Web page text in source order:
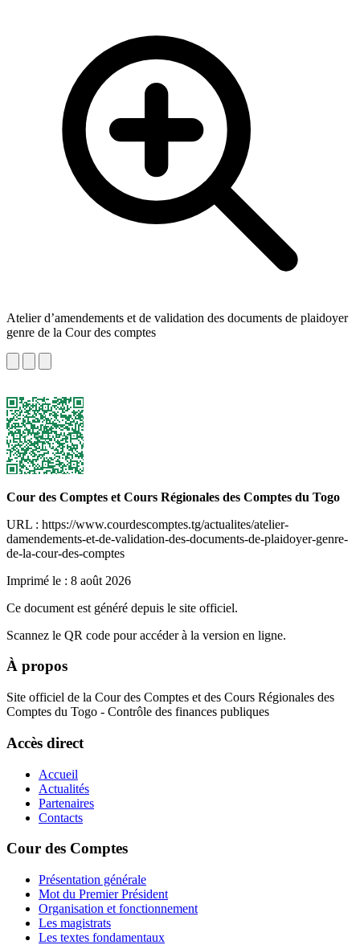
Atelier d’amendements et de validation des documents de plaidoyer
genre de la Cour des comptes
Cour des Comptes et Cours Régionales des Comptes du Togo
URL : https://www.courdescomptes.tg/actualites/atelier-
damendements-et-de-validation-des-documents-de-plaidoyer-genre-
de-la-cour-des-comptes
Imprimé le : 8 août 2026
Ce document est généré depuis le site officiel.
Scannez le QR code pour accéder à la version en ligne.
À propos
Site officiel de la Cour des Comptes et des Cours Régionales des
Comptes du Togo - Contrôle des finances publiques
Accès direct
Accueil
Actualités
Partenaires
Contacts
Cour des Comptes
Présentation générale
Mot du Premier Président
Organisation et fonctionnement
Les magistrats
Les textes fondamentaux